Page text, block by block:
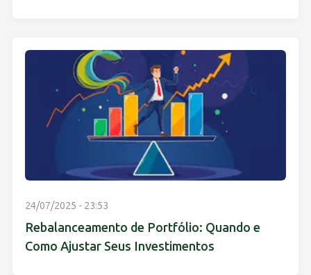
24/07/2025 - 23:53
Rebalanceamento de Portfólio: Quando e
Como Ajustar Seus Investimentos